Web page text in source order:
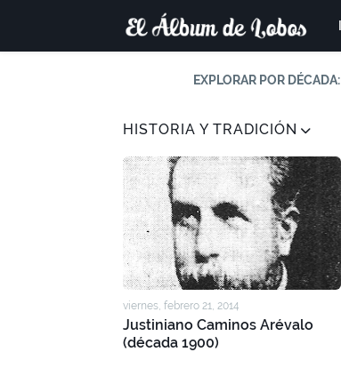
EXPLORAR POR DÉCADA:
HISTORIA Y TRADICIÓN
viernes, febrero 21, 2014
Justiniano Caminos Arévalo
(década 1900)